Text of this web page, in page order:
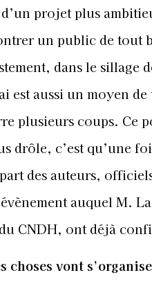
projet plus
un public de tout
dans le sillage
est aussi un moyen
plusieurs coups. Ce
drôle, c’est qu’une
des auteurs,
auquel M.
CNDH, ont déjà
choses vont